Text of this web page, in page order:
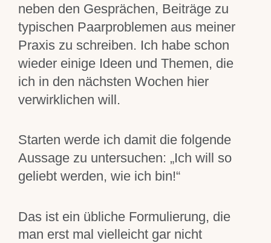
Kontakt
neben den Gesprächen, Beiträge zu
typischen Paarproblemen aus meiner
Praxis zu schreiben. Ich habe schon
wieder einige Ideen und Themen, die
ich in den nächsten Wochen hier
verwirklichen will.
Starten werde ich damit die folgende
Aussage zu untersuchen: „Ich will so
geliebt werden, wie ich bin!“
Das ist ein übliche Formulierung, die
man erst mal vielleicht gar nicht